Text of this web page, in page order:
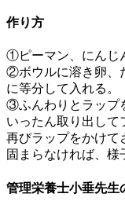
作り方
①ピーマン、にんじ
②ボウルに溶き卵、
に等分して入れる。
③ふんわりとラップ
いったん取り出して
再びラップをかけて
固まらなければ、様
管理栄養士小垂先生